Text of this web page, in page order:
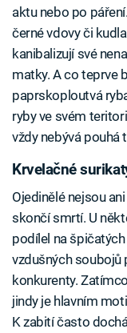
aktu nebo po
černé vdovy či
kanibalizují své
matky. A co teprve
paprskoploutvá
ryby ve svém
vždy nebývá pouhá
Krvelačné
Ojedinělé nejsou
skončí smrtí. U
podílel na
vzdušných soubojů
konkurenty.
jindy je hlavním
K zabití často